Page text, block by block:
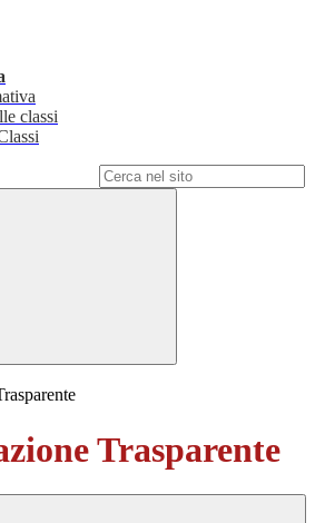
classi
Trasparente